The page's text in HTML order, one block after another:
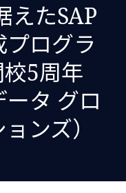
えたSAP
プログラ
5周年
ータ グロ
ンズ）